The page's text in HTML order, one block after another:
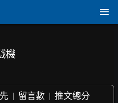
機
| 留言數 | 推文總分